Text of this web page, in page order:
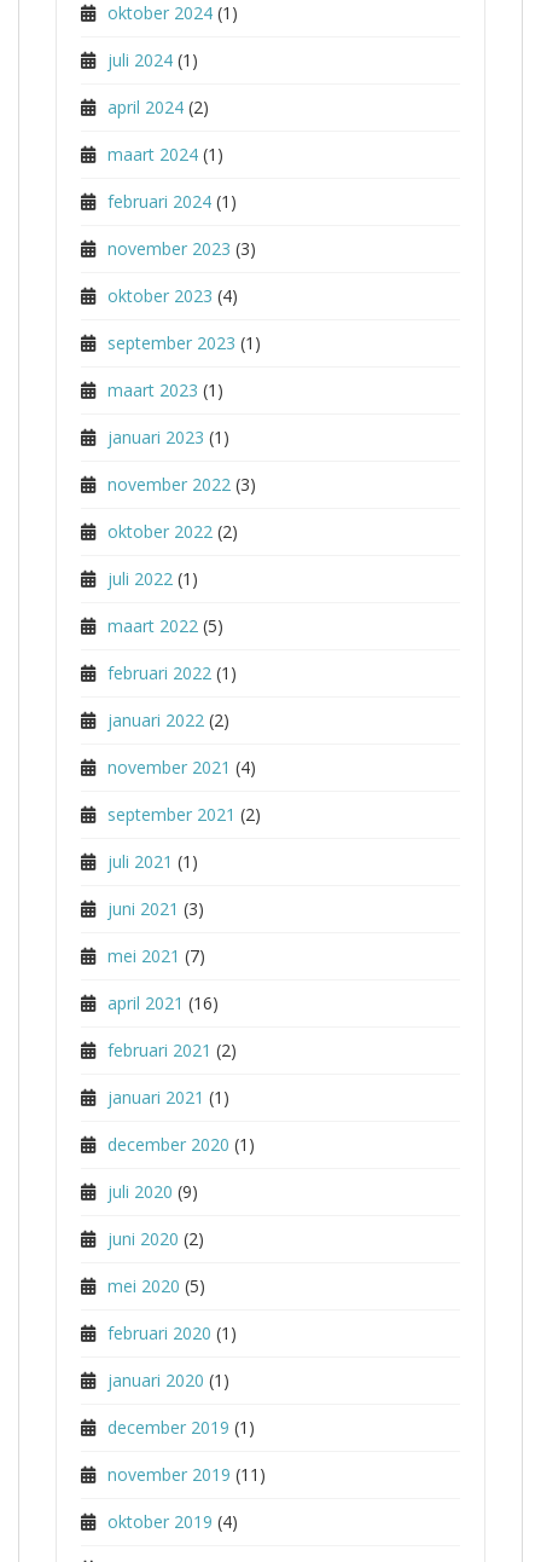
oktober 2024 (1)
juli 2024 (1)
april 2024 (2)
maart 2024 (1)
februari 2024 (1)
november 2023 (3)
oktober 2023 (4)
september 2023 (1)
maart 2023 (1)
januari 2023 (1)
november 2022 (3)
oktober 2022 (2)
juli 2022 (1)
maart 2022 (5)
februari 2022 (1)
januari 2022 (2)
november 2021 (4)
september 2021 (2)
juli 2021 (1)
juni 2021 (3)
mei 2021 (7)
april 2021 (16)
februari 2021 (2)
januari 2021 (1)
december 2020 (1)
juli 2020 (9)
juni 2020 (2)
mei 2020 (5)
februari 2020 (1)
januari 2020 (1)
december 2019 (1)
november 2019 (11)
oktober 2019 (4)